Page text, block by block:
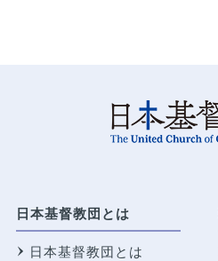
日本基督教団とは
日本基督教団とは